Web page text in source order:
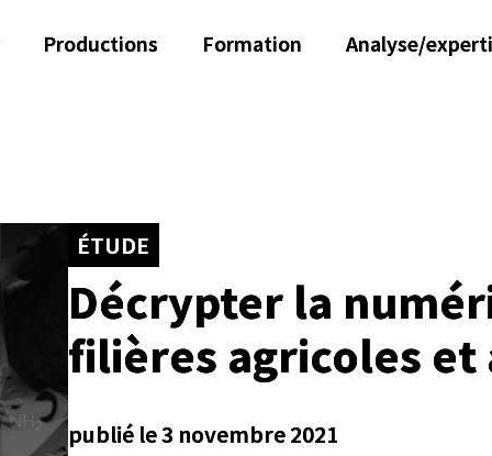
Productions Formation Analyse/
ÉTUDE
Décrypter la
filières agricoles
publié le 3 novembre 2021